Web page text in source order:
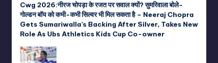
Cwg 2026:नीरज चोपड़ा के रजत पर सवाल क्यों? सुमरिवाला बोले-
गोल्डन बॉय को कभी-कभी सिल्वर भी मिल सकता है – Neeraj Chopra
Gets Sumariwalla’s Backing After Silver, Takes New
Role As Ubs Athletics Kids Cup Co-owner